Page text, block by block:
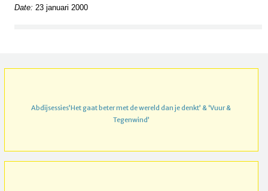
Date: 23 januari 2000
Abdijsessies’Het gaat beter met de wereld dan je denkt’ & ‘Vuur &
Tegenwind’